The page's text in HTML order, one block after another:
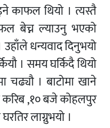
काफल थियो । त्यस्तै
बेच्न ल्याउनु भएको
धन्यवाद दिनुभयो
। समय घर्किदै थियो
चढ्यौ । बाटोमा खाने
करिब ,१० बजे कोहलपुर
लाग्नुभयो ।